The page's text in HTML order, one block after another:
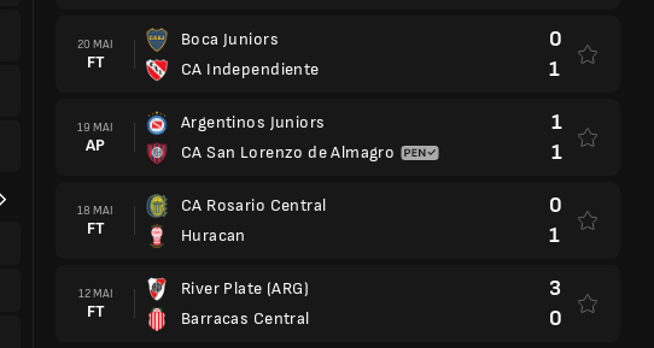
20 MAI
FT
Boca Juniors
CA Independiente
0
1
19 MAI
AP
Argentinos Juniors
CA San Lorenzo de Almagro
1
1
18 MAI
FT
CA Rosario Central
Huracan
0
1
12 MAI
FT
River Plate (ARG)
Barracas Central
3
0